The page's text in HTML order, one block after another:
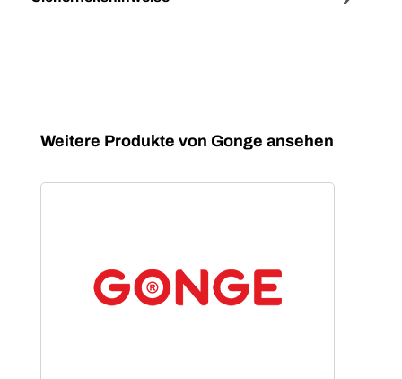
Produktgalerie überspringen
Weitere Produkte von Gonge ansehen